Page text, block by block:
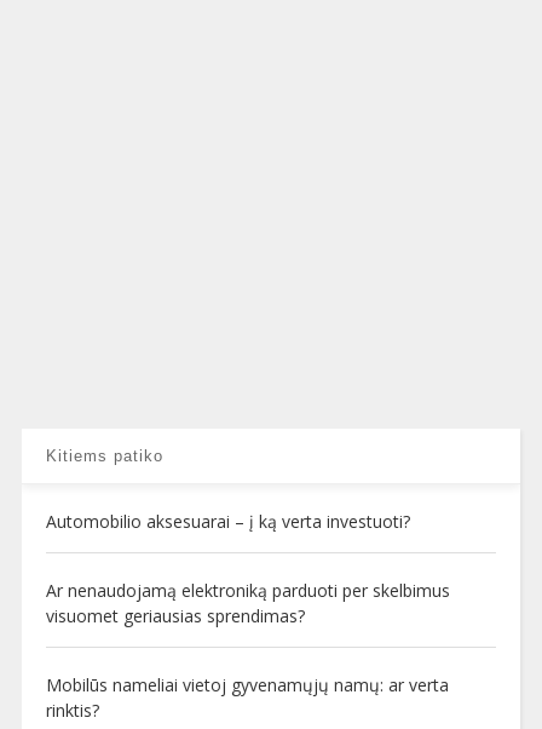
Kitiems patiko
Automobilio aksesuarai – į ką verta investuoti?
Ar nenaudojamą elektroniką parduoti per skelbimus
visuomet geriausias sprendimas?
Mobilūs nameliai vietoj gyvenamųjų namų: ar verta
rinktis?